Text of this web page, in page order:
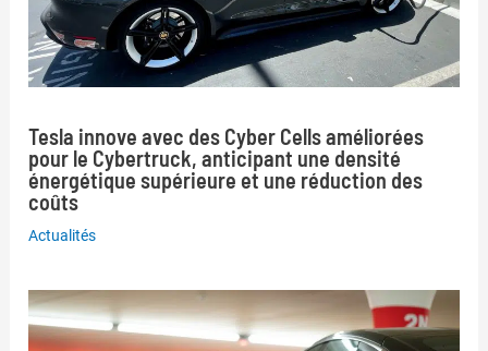
Tesla innove avec des Cyber Cells améliorées
pour le Cybertruck, anticipant une densité
énergétique supérieure et une réduction des
coûts
Actualités